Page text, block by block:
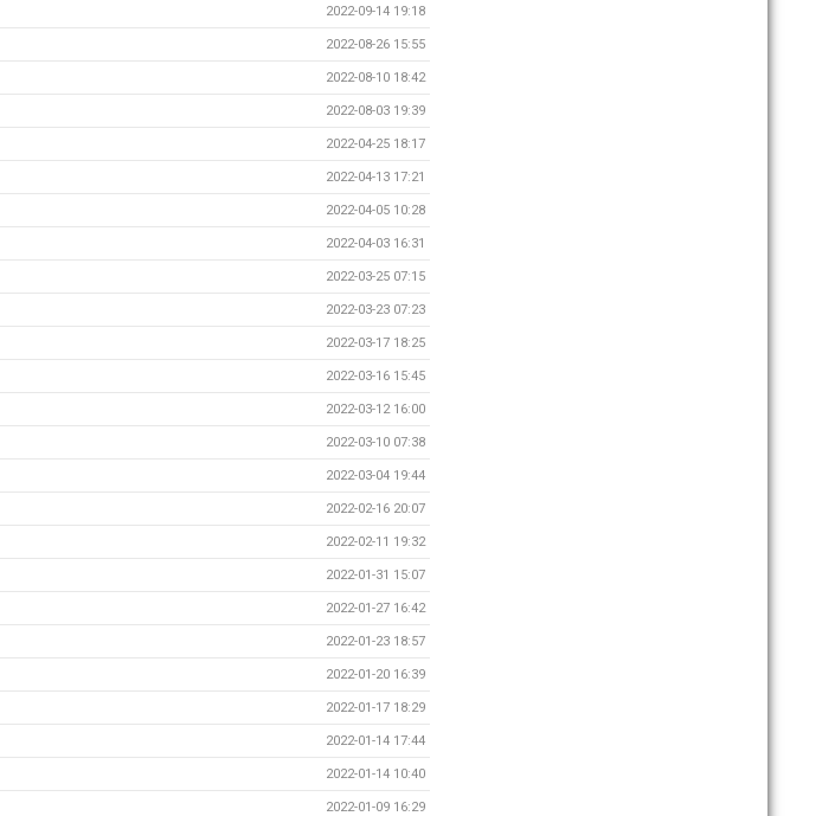
2022-09-14 19:18
2022-08-26 15:55
2022-08-10 18:42
2022-08-03 19:39
2022-04-25 18:17
2022-04-13 17:21
2022-04-05 10:28
2022-04-03 16:31
2022-03-25 07:15
2022-03-23 07:23
2022-03-17 18:25
2022-03-16 15:45
2022-03-12 16:00
2022-03-10 07:38
2022-03-04 19:44
2022-02-16 20:07
2022-02-11 19:32
2022-01-31 15:07
2022-01-27 16:42
2022-01-23 18:57
2022-01-20 16:39
2022-01-17 18:29
2022-01-14 17:44
2022-01-14 10:40
2022-01-09 16:29